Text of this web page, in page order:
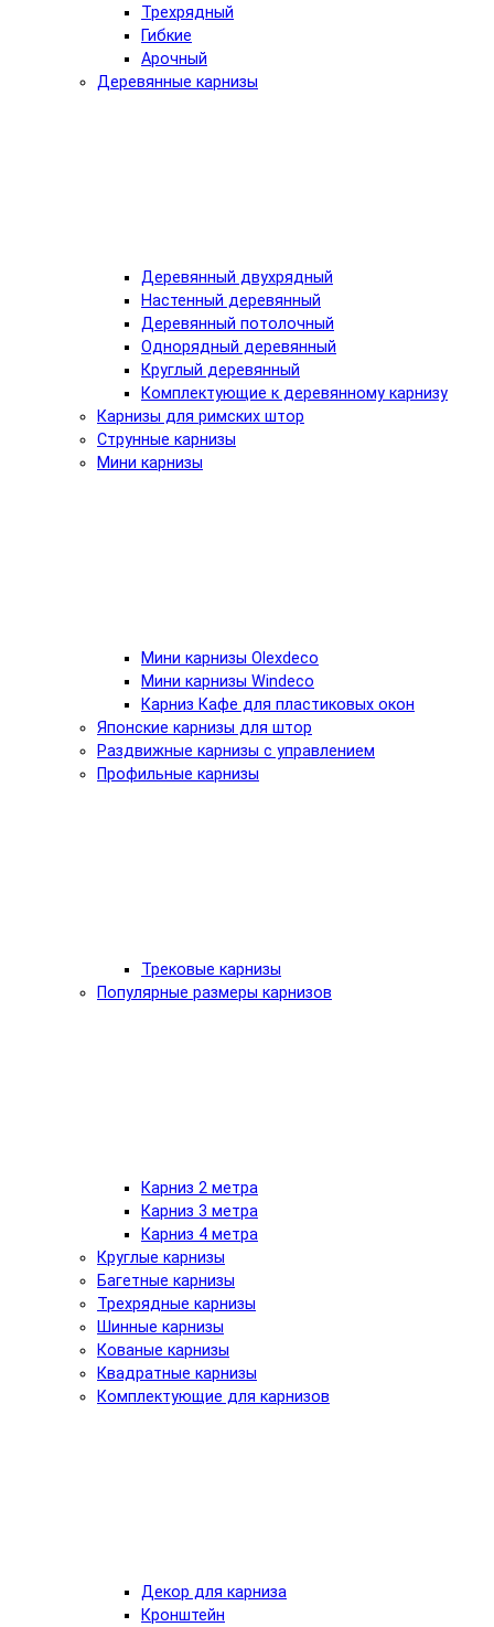
Трехрядный
Гибкие
Арочный
Деревянные карнизы
Деревянный двухрядный
Настенный деревянный
Деревянный потолочный
Однорядный деревянный
Круглый деревянный
Комплектующие к деревянному карнизу
Карнизы для римских штор
Струнные карнизы
Мини карнизы
Мини карнизы Olexdeco
Мини карнизы Windeco
Карниз Кафе для пластиковых окон
Японские карнизы для штор
Раздвижные карнизы с управлением
Профильные карнизы
Трековые карнизы
Популярные размеры карнизов
Карниз 2 метра
Карниз 3 метра
Карниз 4 метра
Круглые карнизы
Багетные карнизы
Трехрядные карнизы
Шинные карнизы
Кованые карнизы
Квадратные карнизы
Комплектующие для карнизов
Декор для карниза
Кронштейн